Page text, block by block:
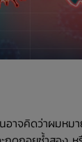
อาจคิดว่าผมหม